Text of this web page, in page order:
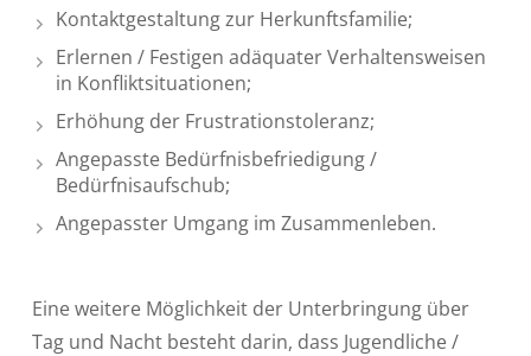
Kontaktgestaltung zur Herkunftsfamilie;
Erlernen / Festigen adäquater Verhaltensweisen
in Konfliktsituationen;
Erhöhung der Frustrationstoleranz;
Angepasste Bedürfnisbefriedigung /
Bedürfnisaufschub;
Angepasster Umgang im Zusammenleben.
Eine weitere Möglichkeit der Unterbringung über
Tag und Nacht besteht darin, dass Jugendliche /